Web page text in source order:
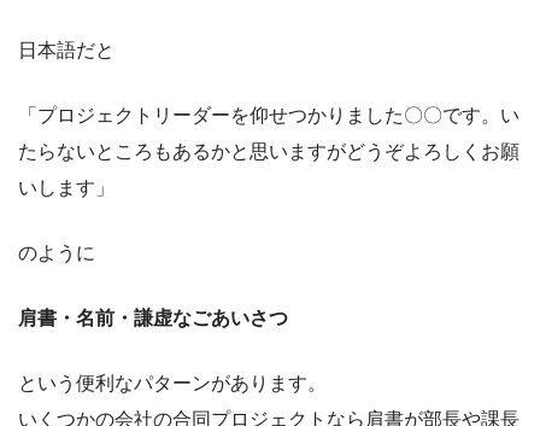
日本語だと
「プロジェクトリーダーを仰せつかりました〇〇です。い
たらないところもあるかと思いますがどうぞよろしくお願
いします」
のように
肩書・名前・謙虚なごあいさつ
という便利なパターンがあります。
いくつかの会社の合同プロジェクトなら肩書が部長や課長